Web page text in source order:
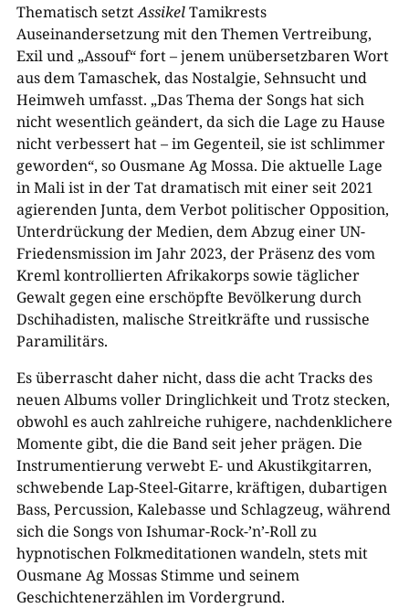
Thematisch setztAssikelTamikrests
Auseinandersetzung mit den Themen Vertreibung,
Exil und „Assouf“ fort – jenem unübersetzbaren Wort
aus dem Tamaschek, das Nostalgie, Sehnsucht und
Heimweh umfasst. „Das Thema der Songs hat sich
nicht wesentlich geändert, da sich die Lage zu Hause
nicht verbessert hat – im Gegenteil, sie ist schlimmer
geworden“, so Ousmane Ag Mossa. Die aktuelle Lage
in Mali ist in der Tat dramatisch mit einer seit 2021
agierenden Junta, dem Verbot politischer Opposition,
Unterdrückung der Medien, dem Abzug einer UN-
Friedensmission im Jahr 2023, der Präsenz des vom
Kreml kontrollierten Afrikakorps sowie täglicher
Gewalt gegen eine erschöpfte Bevölkerung durch
Dschihadisten, malische Streitkräfte und russische
Paramilitärs.
Es überrascht daher nicht, dass die acht Tracks des
neuen Albums voller Dringlichkeit und Trotz stecken,
obwohl es auch zahlreiche ruhigere, nachdenklichere
Momente gibt, die die Band seit jeher prägen. Die
Instrumentierung verwebt E- und Akustikgitarren,
schwebende Lap-Steel-Gitarre, kräftigen, dubartigen
Bass, Percussion, Kalebasse und Schlagzeug, während
sich die Songs von Ishumar-Rock-’n’-Roll zu
hypnotischen Folkmeditationen wandeln, stets mit
Ousmane Ag Mossas Stimme und seinem
Geschichtenerzählen im Vordergrund.